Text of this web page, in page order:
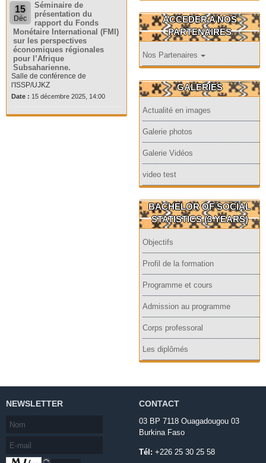
15
Déc
Séminaire de
présentation du
rapport du Fonds
Monétaire International (FMI)
sur les perspectives
économiques régionales
pour l’Afrique
Subsaharienne.
Salle de conférence de
l'ISSP/UJKZ
Date : 15 décembre 2025, 14:00
ACCEDER A NOS
PARTENAIRES
Nos Partenaires
GALERIES
Actualité en images
Galerie photos
Galerie Vidéos
video test
BACHELOR OF SOCIAL
STATISTICS (3 YEARS)
Objectifs
Profil de la formation
Programme et cours
Admission au programme
Corps professoral
Les diplômés
NEWSLETTER CONTACT
03 BP 7118 Ouagadougou 03
Burkina Faso
Tél: +226 25 30 25 58